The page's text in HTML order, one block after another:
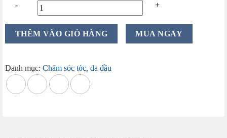
Minoxidil
Bailleul
5%
THÊM VÀO GIỎ HÀNG MUA NGAY
Danh mục: Chăm sóc tóc, da đầu